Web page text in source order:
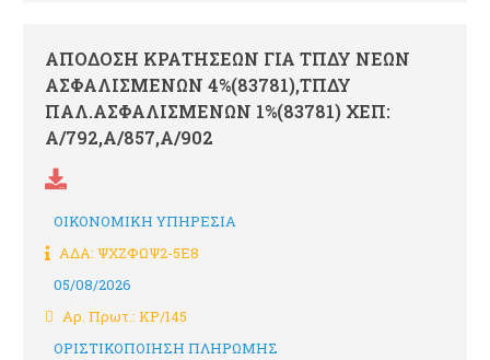
ΑΠΟΔΟΣΗ ΚΡΑΤΗΣΕΩΝ ΓΙΑ ΤΠΔΥ ΝΕΩΝ
ΑΣΦΑΛΙΣΜΕΝΩΝ 4%(83781),ΤΠΔΥ
ΠΑΛ.ΑΣΦΑΛΙΣΜΕΝΩΝ 1%(83781) ΧΕΠ:
Α/792,Α/857,Α/902
ΟΙΚΟΝΟΜΙΚΗ ΥΠΗΡΕΣΙΑ
ΑΔΑ: ΨΧΖΦΩΨ2-5Ε8
05/08/2026
Αρ. Πρωτ.: ΚΡ/145
ΟΡΙΣΤΙΚΟΠΟΙΗΣΗ ΠΛΗΡΩΜΗΣ